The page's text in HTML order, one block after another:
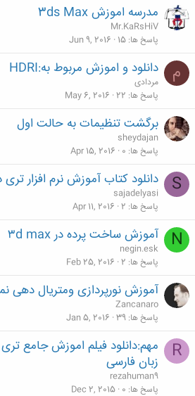
مدرسه اموزش 3ds Max
Mr.KaRsHiV
پاسخ ها 15
Jun 9, 2016
م دانلود و اموزش مربوط به:HDRI
مردادی
پاسخ ها 22
May 6, 2016
برگشت تنظیمات به حالت اول
sheydajan
پاسخ ها 0
Apr 15, 2016
S دانلود کتاب آموزش نرم افزار
sajadelyasi
پاسخ ها 2
Apr 11, 2016
N آموزش ساخت پرده در ۳d max
negin.esk
پاسخ ها 2
Feb 25, 2016
آموزش نورپردازی ومتریال دهی
Zancanaro
پاسخ ها 39
Jan 5, 2016
R
زبان فارسی
rezahuman9
پاسخ ها 0
Dec 2, 2015